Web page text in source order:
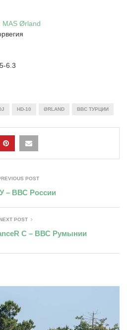
MAS Ørland
6.3
HD-10 ØRLAND ВВС ТУРЦИИ
POST
– ВВС России
POST
C – ВВС Румынии